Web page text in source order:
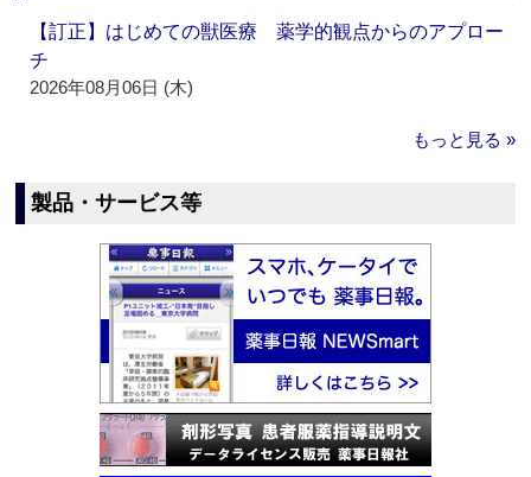
【訂正】はじめての獣医療 薬学的観点からのアプロー
チ
2026年08月06日 (木)
もっと見る »
製品・サービス等